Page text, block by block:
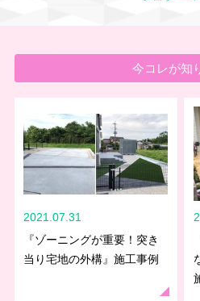
今コレが知
2021.07.31
『ゾーニングが重要！突き
当り宅地の外構』施工事例